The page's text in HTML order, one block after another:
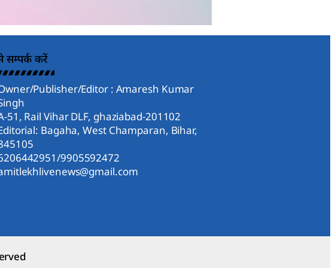
सम्पर्क करें
Publisher/Editor : Amaresh Kumar
51, Rail Vihar DLF, ghaziabad-201102
Bagaha, West Champaran, Bihar,
9905592472